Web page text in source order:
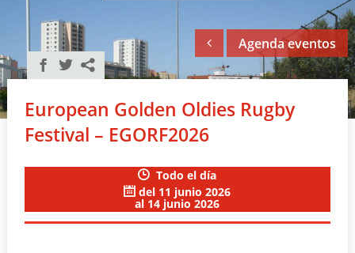
▼
Comunicación ▼
Valencia en deporte
Portal de Transparencia
Agenda eventos
European Golden Oldies Rugby
Festival – EGORF2026
Todo el día
del 11 junio 2026
al 14 junio 2026